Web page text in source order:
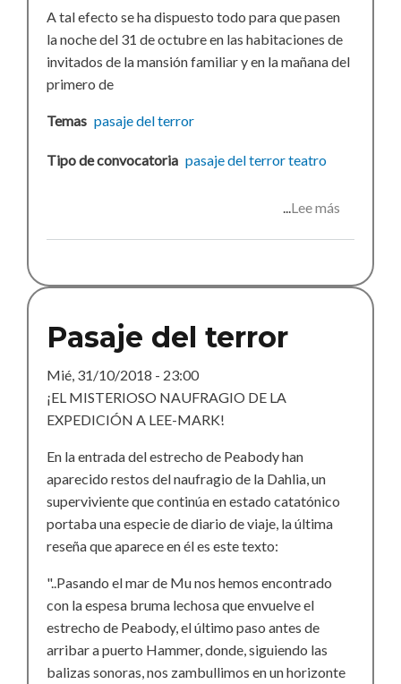
A tal efecto se ha dispuesto todo para que pasen
la noche del 31 de octubre en las habitaciones de
invitados de la mansión familiar y en la mañana del
primero de
Temas pasaje del terror
Tipo de convocatoria pasaje del terrorteatro
Lee más
terror
2019
Pasaje del terror
Mié, 31/10/2018 - 23:00
¡EL MISTERIOSO NAUFRAGIO DE LA
EXPEDICIÓN A LEE-MARK!
En la entrada del estrecho de Peabody han
aparecido restos del naufragio de la Dahlia, un
superviviente que continúa en estado catatónico
portaba una especie de diario de viaje, la última
reseña que aparece en él es este texto:
"..Pasando el mar de Mu nos hemos encontrado
con la espesa bruma lechosa que envuelve el
estrecho de Peabody, el último paso antes de
arribar a puerto Hammer, donde, siguiendo las
balizas sonoras, nos zambullimos en un horizonte